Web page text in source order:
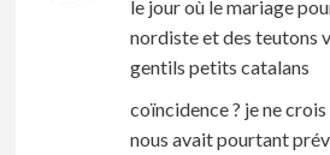
le jour où le mariage
nordiste et des teutons
gentils petits catalans
coïncidence ? je ne
nous avait pourtant